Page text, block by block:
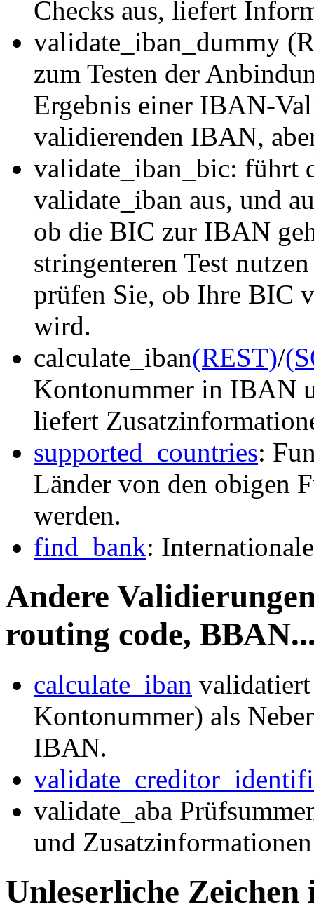
Checks aus, liefert
validate_iban_dummy
zum Testen der
Ergebnis einer IBAN-
validierenden IBAN,
validate_iban_bic: führt
validate_iban aus, und
ob die BIC zur IBAN
stringenteren Test
prüfen Sie, ob Ihre BIC
wird.
calculate_iban(REST)/
Kontonummer in IBAN
liefert
supported_countries:
Länder von den obigen
werden.
find_bank:
Andere
routing code,
calculate_iban
Kontonummer) als
IBAN.
validate_aba
und
Unleserliche